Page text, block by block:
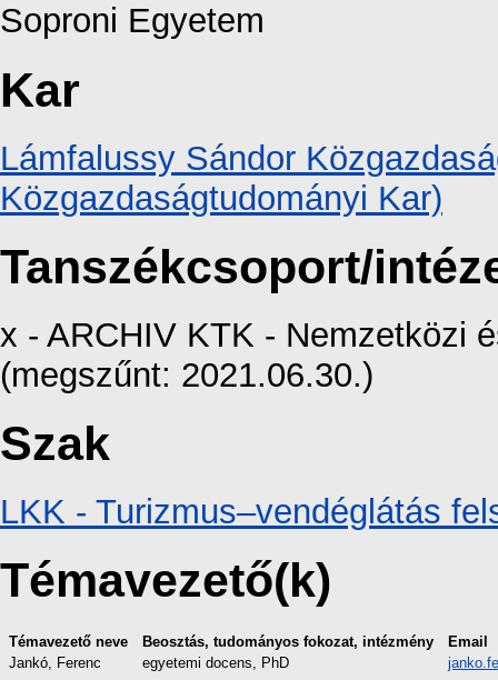
Soproni Egyetem
Kar
Lámfalussy Sándor
Közgazdaságtudományi Kar)
Tanszékcsoport/
x - ARCHIV KTK - Nemzetközi
(megszűnt: 2021.06.30.)
Szak
LKK - Turizmus–vendéglátás
Témavezető(k)
Témavezető neve Beosztás, tudományos fokozat, intézmény
Email
Jankó, Ferenc
egyetemi docens, PhD